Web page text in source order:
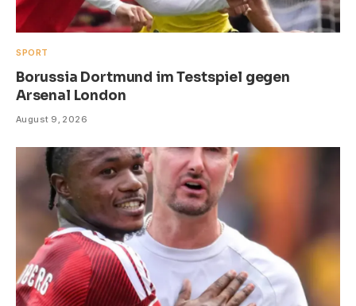
SPORT
Borussia Dortmund im Testspiel gegen
Arsenal London
August 9, 2026